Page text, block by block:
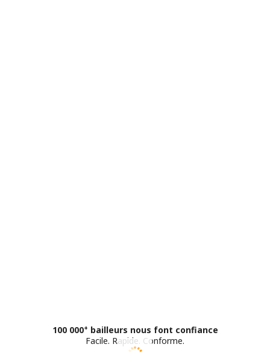
100 000+ bailleurs nous font confiance
Facile. Rapide. Conforme.